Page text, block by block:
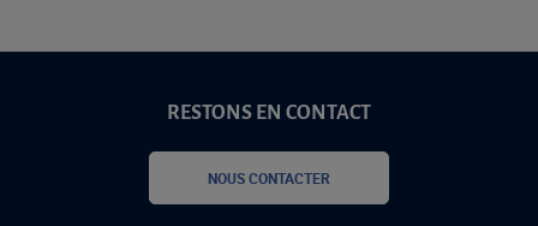
RESTONS EN CONTACT
NOUS CONTACTER